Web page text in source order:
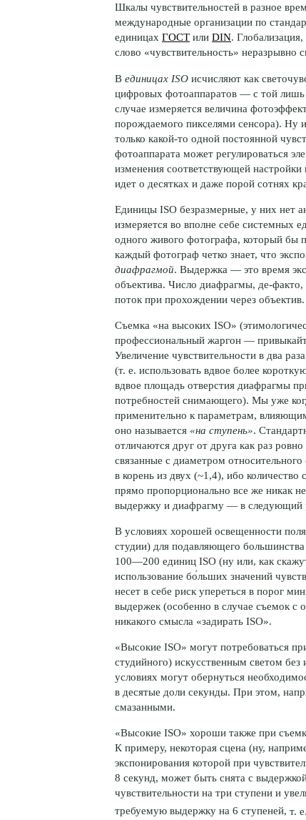
Шкалы чувствительностей в разное
международные организации по
единицах ГОСТ или DIN.
слово «чувствительность» неразрывно
В единицах ISO исчисляют как
цифровых фотоаппаратов — с той лишь
случае измеряется величина
порождаемого пикселями сенсора). Ну
только какой-то одной постоянной
фотоаппарата может регулироваться
изменения соответствующей
идет о десятках и даже порой сотнях
Единицы ISO безразмерные, у них нет
измеряется во вполне себе системных
одного живого фотографа, который бы
каждый фотограф четко знает, что
диафрагмой. Выдержка — это время
объектива. Число диафрагмы, де-факто,
поток при прохождении через объектив.
Съемка «на высоких ISO»
профессиональный жаргон —
Увеличение чувствительности в два
(т. е. использовать вдвое более
вдвое площадь отверстия диафрагмы
потребностей снимающего). Мы уже
применительно к параметрам,
оно называется «на ступень».
отличаются друг от друга как раз
связанные с диаметром
в корень из двух (~1,4), ибо
прямо пропорционально все же никак
выдержку и диафрагму — в следующий
В условиях хорошей освещенности
студии) для подавляющего
100—200 единиц ISO (ну или, как
использование бо́льших значений
несет в себе риск упереться в порог
выдержек (особенно в случае съемок с
никакого смысла «задирать ISO».
«Высокие ISO» могут потребоваться
студийного) искусственным светом
условиях могут обернуться
в десятые доли секунды. При этом,
смазанными.
«Высокие ISO» хороши также при
К примеру, некоторая сцена (ну,
экспонирования которой при
8 секунд, может быть снята с
чувствительности на три ступени и
требуемую выдержку на 6 ступеней, т.